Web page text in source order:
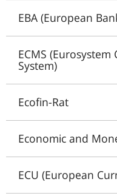
EBA (European
ECMS
System)
Ecofin-Rat
Economic and
ECU (European